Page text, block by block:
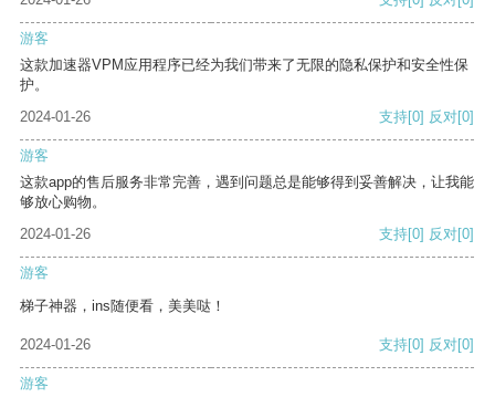
游客
这款加速器VPM应用程序已经为我们带来了无限的隐私保护和安全性保
护。
2024-01-26
支持[0] 反对[0]
游客
这款app的售后服务非常完善，遇到问题总是能够得到妥善解决，让我能
够放心购物。
2024-01-26
支持[0] 反对[0]
游客
梯子神器，ins随便看，美美哒！
2024-01-26 支持[0] 反对[0]
游客